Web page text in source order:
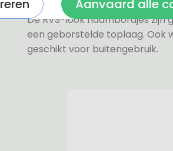
De RVS-look naambordjes
een geborstelde toplaag. Ook
geschikt voor buitengebruik.
Aanvaard alle